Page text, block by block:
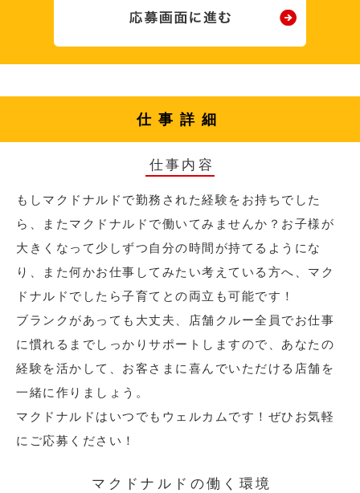
仕事詳細
仕事内容
もしマクドナルドで勤務された経験をお持ちでした
ら、またマクドナルドで働いてみませんか？お子様が
大きくなって少しずつ自分の時間が持てるようにな
り、また何かお仕事してみたい考えている方へ、マク
ドナルドでしたら子育てとの両立も可能です！
ブランクがあっても大丈夫、店舗クルー全員でお仕事
に慣れるまでしっかりサポートしますので、あなたの
経験を活かして、お客さまに喜んでいただける店舗を
一緒に作りましょう。
マクドナルドはいつでもウェルカムです！ぜひお気軽
にご応募ください！
マクドナルドの働く環境